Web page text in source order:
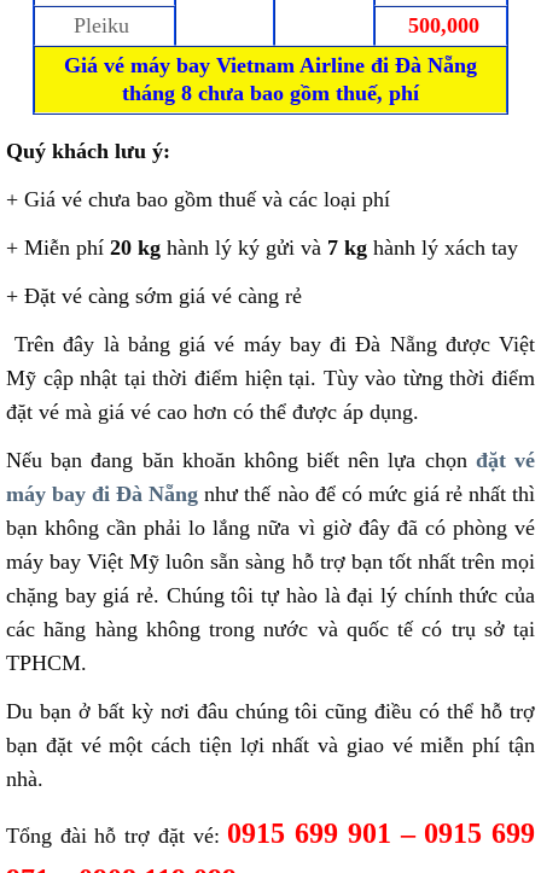
Pleiku
500,000
Giá vé máy bay Vietnam Airline đi Đà Nẵng
tháng 8 chưa bao gồm thuế, phí
Quý khách lưu ý:
+ Giá vé chưa bao gồm thuế và các loại phí
+ Miễn phí 20 kg hành lý ký gửi và 7 kg hành lý xách tay
+ Đặt vé càng sớm giá vé càng rẻ
Trên đây là bảng giá vé máy bay đi Đà Nẵng được Việt
Mỹ cập nhật tại thời điểm hiện tại. Tùy vào từng thời điểm
đặt vé mà giá vé cao hơn có thể được áp dụng.
Nếu bạn đang băn khoăn không biết nên lựa chọn đặt vé
máy bay đi Đà Nẵng như thế nào để có mức giá rẻ nhất thì
bạn không cần phải lo lắng nữa vì giờ đây đã có phòng vé
máy bay Việt Mỹ luôn sẵn sàng hỗ trợ bạn tốt nhất trên mọi
chặng bay giá rẻ. Chúng tôi tự hào là đại lý chính thức của
các hãng hàng không trong nước và quốc tế có trụ sở tại
TPHCM.
Du bạn ở bất kỳ nơi đâu chúng tôi cũng điều có thể hỗ trợ
bạn đặt vé một cách tiện lợi nhất và giao vé miễn phí tận
nhà.
Tổng đài hỗ trợ đặt vé: 0915 699 901 – 0915 699